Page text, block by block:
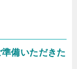
備いただきた